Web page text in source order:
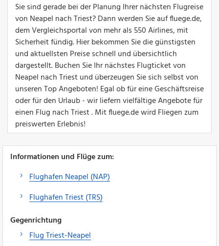
Sie sind gerade bei der Planung Ihrer nächsten Flugreise
von Neapel nach Triest? Dann werden Sie auf fluege.de,
dem Vergleichsportal von mehr als 550 Airlines, mit
Sicherheit fündig. Hier bekommen Sie die günstigsten
und aktuellsten Preise schnell und übersichtlich
dargestellt. Buchen Sie Ihr nächstes Flugticket von
Neapel nach Triest und überzeugen Sie sich selbst von
unseren Top Angeboten! Egal ob für eine Geschäftsreise
oder für den Urlaub - wir liefern vielfältige Angebote für
einen Flug nach Triest . Mit fluege.de wird Fliegen zum
preiswerten Erlebnis!
Informationen und Flüge zum:
Flughafen Neapel (NAP)
Flughafen Triest (TRS)
Gegenrichtung
Flug Triest-Neapel